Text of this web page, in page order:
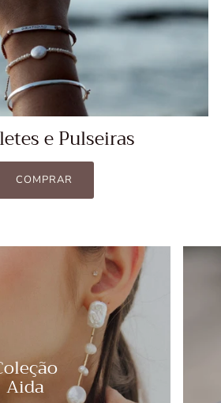
e Pulseiras
COMPRAR
Aida